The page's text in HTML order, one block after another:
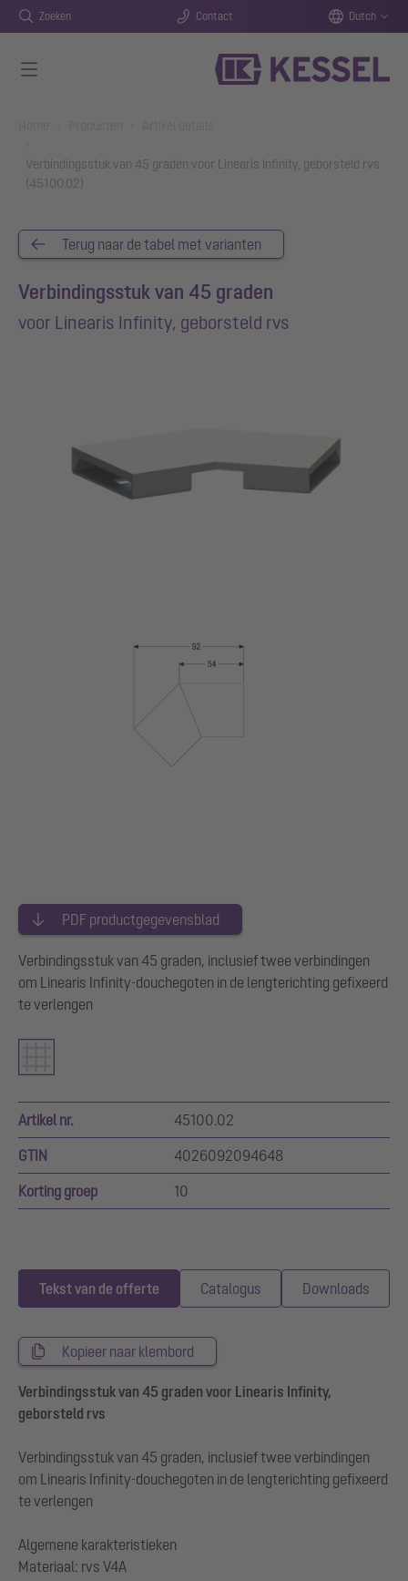
Zoeken Contact Dutch
Verbindingsstuk van 45 graden voor Linearis Infinity, geborsteld rvs
(45100.02)
Terug naar de tabel met varianten
Verbindingsstuk van 45 graden
voor Linearis Infinity, geborsteld rvs
PDF productgegevensblad
Verbindingsstuk van 45 graden, inclusief twee verbindingen
om Linearis Infinity-douchegoten in de lengterichting gefixeerd
te verlengen
Artikel nr. 45100.02
GTIN 4026092094648
Korting groep 10
Tekst van de offerte Catalogus Downloads
Kopieer naar klembord
Verbindingsstuk van 45 graden voor Linearis Infinity,
geborsteld rvs
Verbindingsstuk van 45 graden, inclusief twee verbindingen
om Linearis Infinity-douchegoten in de lengterichting gefixeerd
te verlengen
Algemene karakteristieken
Materiaal: rvs V4A